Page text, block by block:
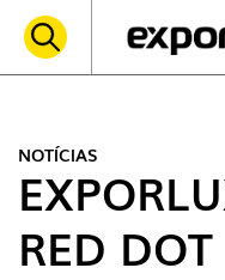
NOTÍCIAS
RED DOT